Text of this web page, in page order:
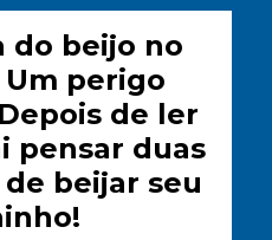
do beijo no
perigo
de ler
pensar duas
beijar seu